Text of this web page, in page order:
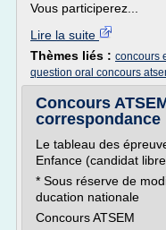
Vous participerez...
Lire la suite
Thèmes liés : concours
question oral concours
Concours
correspondance
Le tableau des
Enfance (candidat
* Sous réserve de
ducation nationale
Concours ATSEM